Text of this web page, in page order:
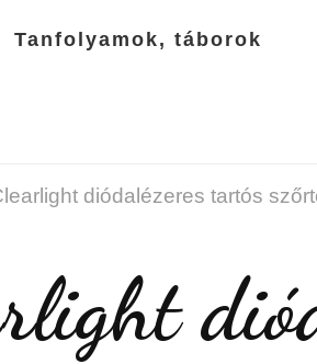
Tanfolyamok, táborok
diódalézeres tartós